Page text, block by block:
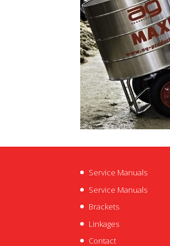
Service Manuals
Service Manuals
Brackets
Linkages
Contact